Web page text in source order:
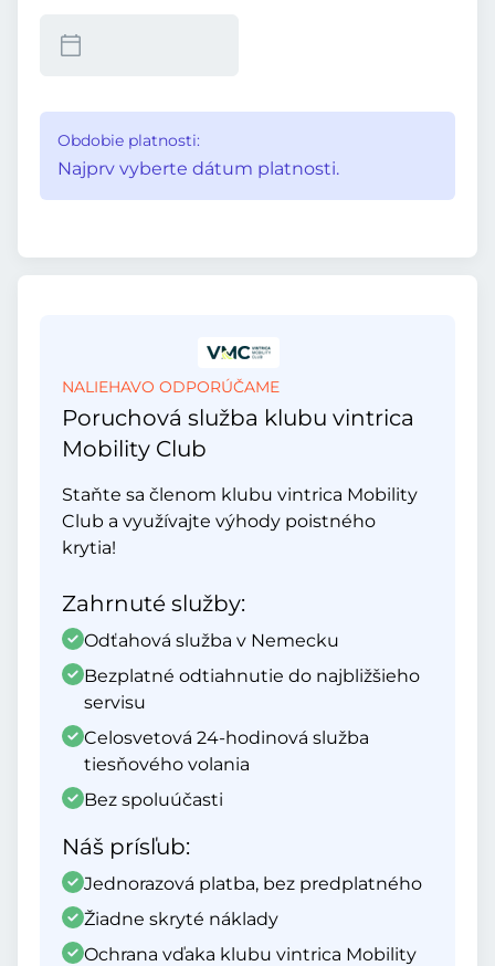
Obdobie platnosti:
Najprv vyberte dátum platnosti.
NALIEHAVO ODPORÚČAME
Poruchová služba klubu vintrica
Mobility Club
Staňte sa členom klubu vintrica Mobility
Club a využívajte výhody poistného
krytia!
Zahrnuté služby:
Odťahová služba v Nemecku
Bezplatné odtiahnutie do najbližšieho
servisu
Celosvetová 24-hodinová služba
tiesňového volania
Bez spoluúčasti
Náš prísľub:
Jednorazová platba, bez predplatného
Žiadne skryté náklady
Ochrana vďaka klubu vintrica Mobility